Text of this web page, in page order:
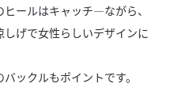
ールはキャッチ―ながら、
げで女性らしいデザインに
ックルもポイントです。